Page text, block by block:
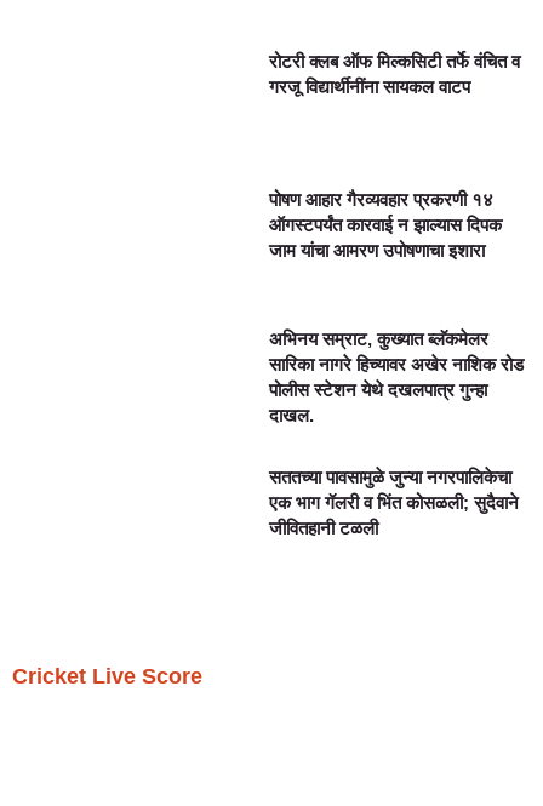
रोटरी क्लब ऑफ मिल्कसिटी तर्फे वंचित व
गरजू विद्यार्थीनींना सायकल वाटप
पोषण आहार गैरव्यवहार प्रकरणी १४
ऑगस्टपर्यंत कारवाई न झाल्यास दिपक
जाम यांचा आमरण उपोषणाचा इशारा
अभिनय सम्राट, कुख्यात ब्लॅकमेलर
सारिका नागरे हिच्यावर अखेर नाशिक रोड
पोलीस स्टेशन येथे दखलपात्र गुन्हा
दाखल.
सततच्या पावसामुळे जुन्या नगरपालिकेचा
एक भाग गॅलरी व भिंत कोसळली; सुदैवाने
जीवितहानी टळली
Cricket Live Score